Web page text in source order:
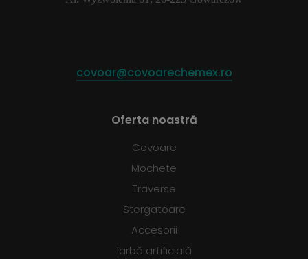
covoar@covoarechemex.ro
Oferta noastră
Covoare
Mochete
Traverse
Stergatoare
Accesorii
Iarbă artificială